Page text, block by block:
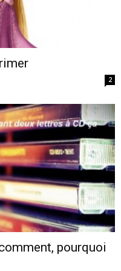
2
pourquoi